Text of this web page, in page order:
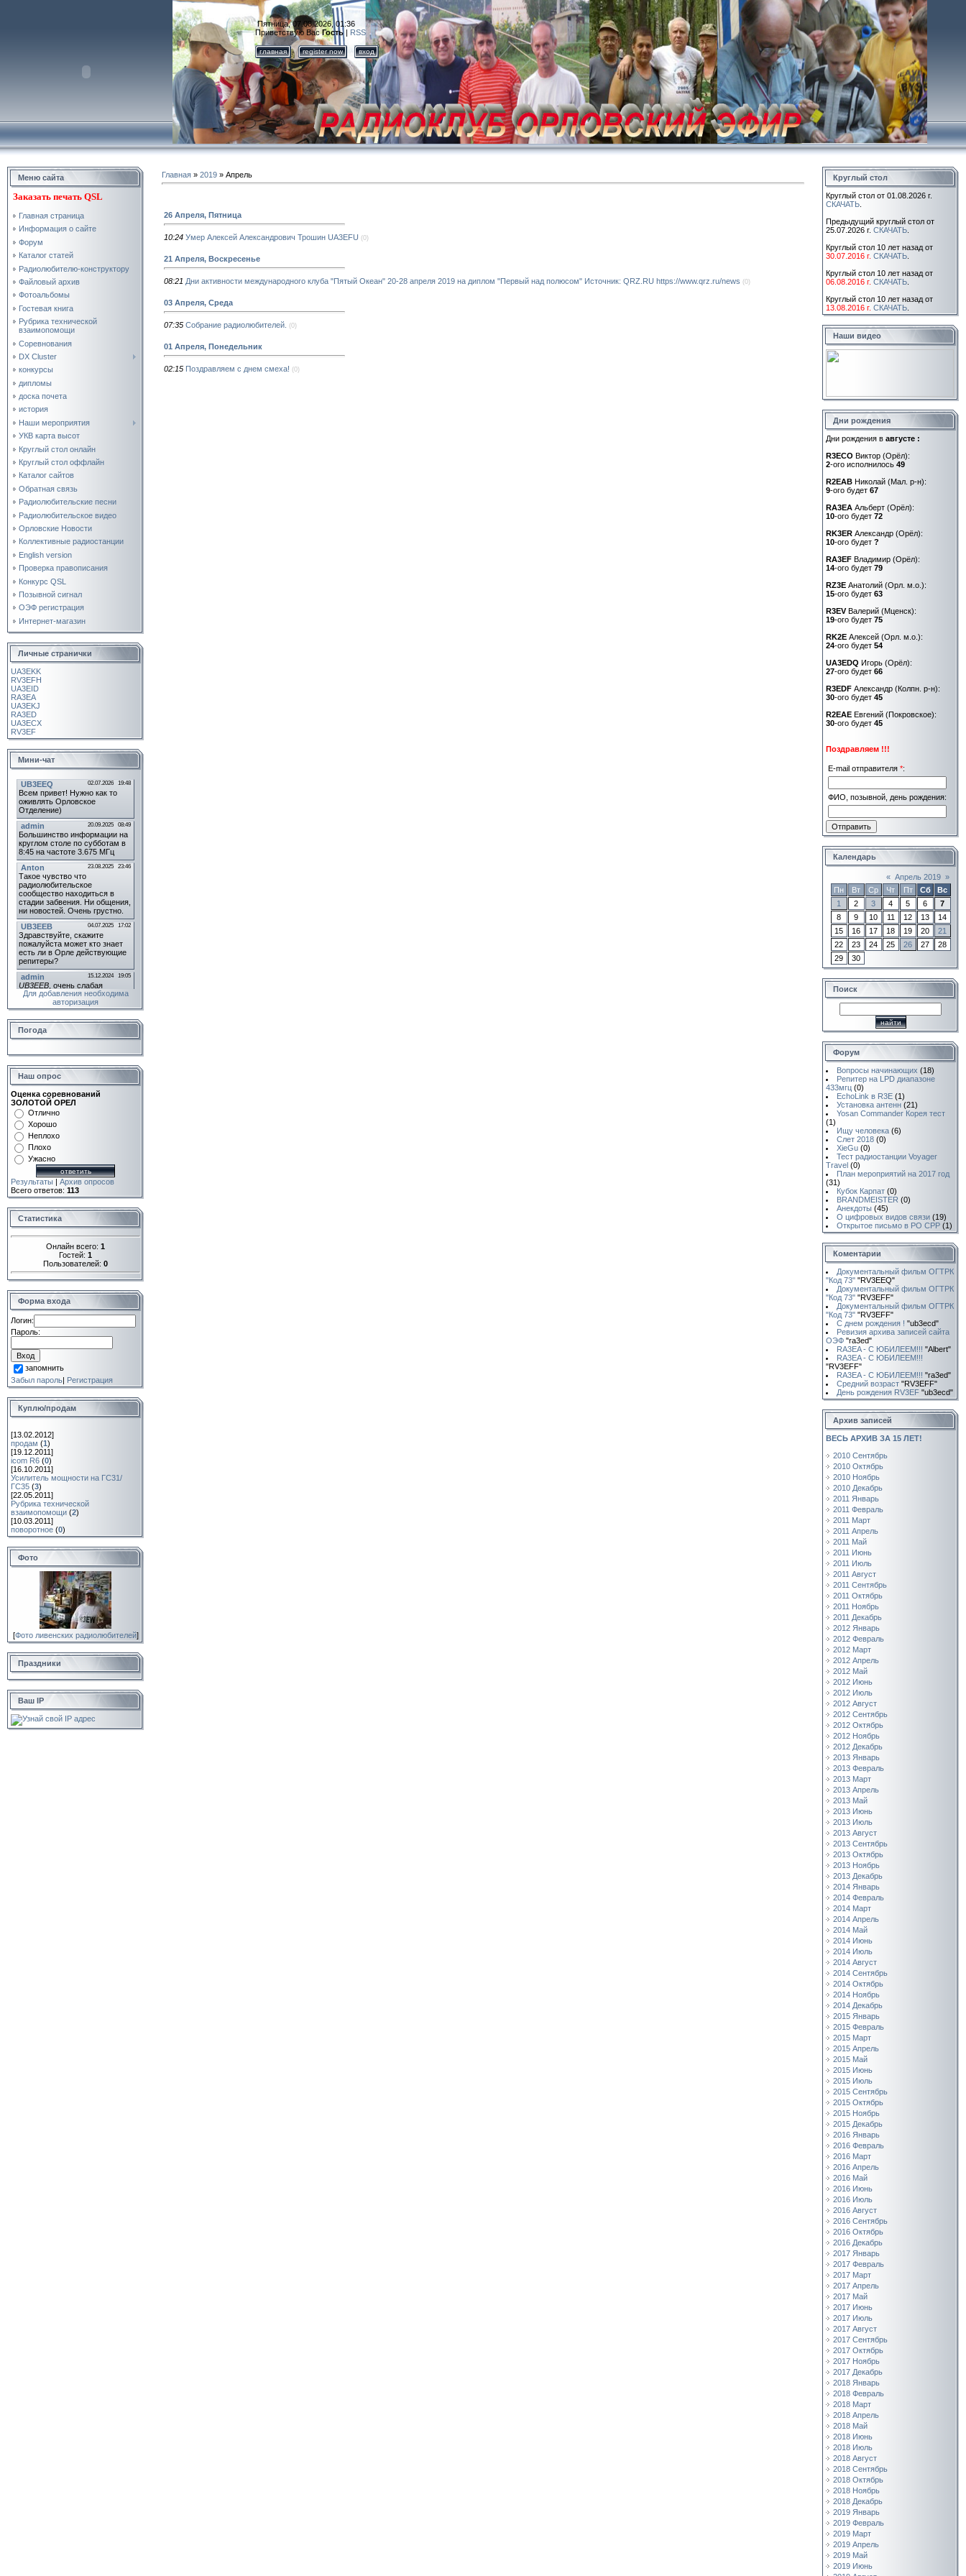
Пятница, 07.08.2026, 01:36
Приветствую Вас Гость| RSS
главная register now вход
Меню сайта
Заказать печать QSL
Главная страница
Информация о сайте
Форум
Каталог статей
Радиолюбителю-конструктору
Файловый архив
Фотоальбомы
Гостевая книга
Рубрика технической
взаимопомощи
Соревнования
DX Cluster
конкурсы
дипломы
доска почета
история
Наши мероприятия
УКВ карта высот
Круглый стол онлайн
Круглый стол оффлайн
Каталог сайтов
Обратная связь
Радиолюбительские песни
Радиолюбительское видео
Орловские Новости
Коллективные радиостанции
English version
Проверка правописания
Конкурс QSL
Позывной сигнал
ОЭФ регистрация
Интернет-магазин
Личные странички
UA3EKK
RV3EFH
UA3EID
RA3EA
UA3EKJ
RA3ED
UA3ECX
RV3EF
Мини-чат
Для добавления необходима
авторизация
Погода
Наш опрос
Оценка соревнований
ЗОЛОТОЙ ОРЕЛ
Отлично
Хорошо
Неплохо
Плохо
Ужасно
Результаты | Архив опросов
Всего ответов: 113
Статистика
Онлайн всего: 1
Гостей: 1
Пользователей: 0
Форма входа
Логин:
Пароль:
запомнить
Забыл пароль| Регистрация
Куплю/продам
[13.02.2012]
продам (1)
[19.12.2011]
icom R6 (0)
[16.10.2011]
Усилитель мощности на ГС31/
ГС35 (3)
[22.05.2011]
Рубрика технической
взаимопомощи (2)
[10.03.2011]
поворотное (0)
Фото
[Фото ливенских радиолюбителей]
Праздники
Ваш IP
Главная » 2019 » Апрель
26 Апреля, Пятница
10:24 Умер Алексей Александрович Трошин UA3EFU (0)
21 Апреля, Воскресенье
08:21 Дни активности международного клуба "Пятый Океан" 20-28 апреля 2019 на диплом "Первый над полюсом" Источник: QRZ.RU https://www.qrz.ru/news (0)
03 Апреля, Среда
07:35 Собрание радиолюбителей. (0)
01 Апреля, Понедельник
02:15 Поздравляем с днем смеха! (0)
Круглый стол
Круглый стол от 01.08.2026 г.
СКАЧАТЬ
Предыдущий круглый стол от
25.07.2026 г. СКАЧАТЬ
Круглый стол 10 лет назад от
30.07.2016 г. СКАЧАТЬ
Круглый стол 10 лет назад от
06.08.2016 г. СКАЧАТЬ
Круглый стол 10 лет назад от
13.08.2016 г. СКАЧАТЬ
Наши видео
Дни рождения
Дни рождения в августе :
R3ECO Виктор (Орёл):
2-ого исполнилось 49
R2EAB Николай (Мал. р-н):
9-ого будет 67
RA3EA Альберт (Орёл):
10-ого будет 72
RK3ER Александр (Орёл):
10-ого будет ?
RA3EF Владимир (Орёл):
14-ого будет 79
RZ3E Анатолий (Орл. м.о.):
15-ого будет 63
R3EVВалерий (Мценск):
19-ого будет 75
RK2E Алексей (Орл. м.о.):
24-ого будет 54
UA3EDQ Игорь (Орёл):
27-ого будет 66
R3EDF Александр (Колпн. р-н):
30-ого будет 45
R2EAE Евгений (Покровское):
30-ого будет 45
Поздравляем !!!
E-mail отправителя *:
ФИО, позывной, день рождения:
Календарь
« Апрель 2019 »
Пн
Вт Ср Чт Пт Сб
Вс
1
2 3 4 5 6
7
8
9 10 11 12 13
14
15
16 17 18 19 20
21
22
23 24 25 26 27
28
29
30
Поиск
Форум
Вопросы начинающих (18)
Репитер на LPD диапазоне
433мгц (0)
EchoLink в R3E (1)
Установка антенн (21)
Yosan Commander Корея тест
(1)
Ищу человека (6)
Слет 2018 (0)
XieGu (0)
Тест радиостанции Voyager
Travel (0)
План мероприятий на 2017 год
(31)
Кубок Карпат (0)
BRANDMEISTER (0)
Анекдоты (45)
О цифровых видов связи (19)
Открытое письмо в РО СРР (1)
Коментарии
Документальный фильм ОГТРК
"Код 73" "RV3EEQ"
Документальный фильм ОГТРК
"Код 73" "RV3EFF"
Документальный фильм ОГТРК
"Код 73" "RV3EFF"
С днем рождения ! "ub3ecd"
Ревизия архива записей сайта
ОЭФ "ra3ed"
RA3EA - С ЮБИЛЕЕМ!!! "Albert"
RA3EA - С ЮБИЛЕЕМ!!!
"RV3EFF"
RA3EA - С ЮБИЛЕЕМ!!! "ra3ed"
Средний возраст "RV3EFF"
День рождения RV3EF "ub3ecd"
Архив записей
ВЕСЬ АРХИВ ЗА 15 ЛЕТ!
2010 Сентябрь
2010 Октябрь
2010 Ноябрь
2010 Декабрь
2011 Январь
2011 Февраль
2011 Март
2011 Апрель
2011 Май
2011 Июнь
2011 Июль
2011 Август
2011 Сентябрь
2011 Октябрь
2011 Ноябрь
2011 Декабрь
2012 Январь
2012 Февраль
2012 Март
2012 Апрель
2012 Май
2012 Июнь
2012 Июль
2012 Август
2012 Сентябрь
2012 Октябрь
2012 Ноябрь
2012 Декабрь
2013 Январь
2013 Февраль
2013 Март
2013 Апрель
2013 Май
2013 Июнь
2013 Июль
2013 Август
2013 Сентябрь
2013 Октябрь
2013 Ноябрь
2013 Декабрь
2014 Январь
2014 Февраль
2014 Март
2014 Апрель
2014 Май
2014 Июнь
2014 Июль
2014 Август
2014 Сентябрь
2014 Октябрь
2014 Ноябрь
2014 Декабрь
2015 Январь
2015 Февраль
2015 Март
2015 Апрель
2015 Май
2015 Июнь
2015 Июль
2015 Сентябрь
2015 Октябрь
2015 Ноябрь
2015 Декабрь
2016 Январь
2016 Февраль
2016 Март
2016 Апрель
2016 Май
2016 Июнь
2016 Июль
2016 Август
2016 Сентябрь
2016 Октябрь
2016 Декабрь
2017 Январь
2017 Февраль
2017 Март
2017 Апрель
2017 Май
2017 Июнь
2017 Июль
2017 Август
2017 Сентябрь
2017 Октябрь
2017 Ноябрь
2017 Декабрь
2018 Январь
2018 Февраль
2018 Март
2018 Апрель
2018 Май
2018 Июнь
2018 Июль
2018 Август
2018 Сентябрь
2018 Октябрь
2018 Ноябрь
2018 Декабрь
2019 Январь
2019 Февраль
2019 Март
2019 Апрель
2019 Май
2019 Июнь